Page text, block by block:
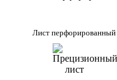
Лист перфорированный